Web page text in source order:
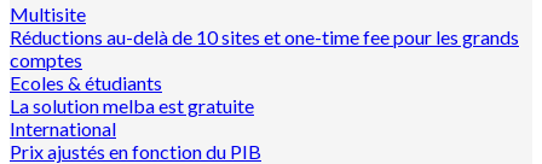
Multisite
Réductions au-delà de 10 sites et one-time fee pour les grands
comptes
Ecoles & étudiants
La solution melba est gratuite
International
Prix ajustés en fonction du PIB